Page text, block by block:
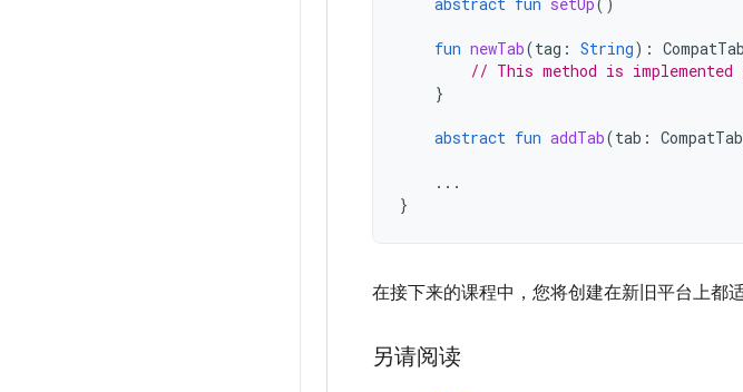
fun newTab(tag : String): CompatTab
// This method is
}
abstract fun addTab(tab : CompatTab
...
}
在接下来的课程中，您将创建在新旧平台上都
另请阅读